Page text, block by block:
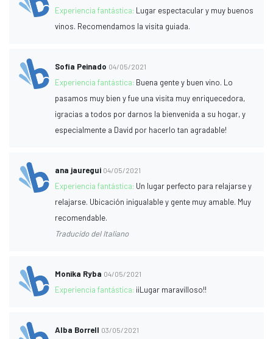
Experiencia fantástica: Lugar espectacular y muy buenos
vinos. Recomendamos la visita guiada.
Sofia Peinado 04/05/2021
Experiencia fantástica: Buena gente y buen vino. Lo
pasamos muy bien y fue una visita muy enriquecedora,
¡gracias a todos por darnos la bienvenida a su hogar, y
especialmente a David por hacerlo tan agradable!
ana jauregui 04/05/2021
Experiencia fantástica: Un lugar perfecto para relajarse y
relajarse. Ubicación inigualable y gente muy amable. Muy
recomendable.
Traducido del Italiano
Monika Ryba 04/05/2021
Experiencia fantástica: ¡¡Lugar maravilloso!!
Alba Borrell 03/05/2021